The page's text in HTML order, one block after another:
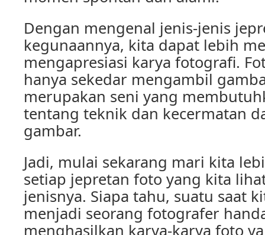
Dengan mengenal jenis-jenis
kegunaannya, kita dapat lebih
mengapresiasi karya fotografi.
hanya sekedar mengambil
merupakan seni yang
tentang teknik dan kecermatan
gambar.
Jadi, mulai sekarang mari kita
setiap jepretan foto yang kita
jenisnya. Siapa tahu, suatu saat
menjadi seorang fotografer
menghasilkan karya-karya foto